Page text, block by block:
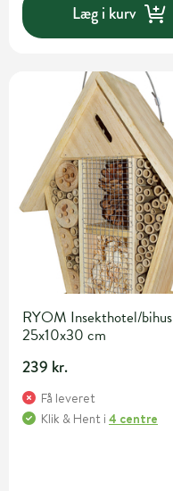
Læg i kurv
RYOM Insekthotel/bihus
25x10x30 cm
239 kr.
Få leveret
Klik & Hent i 4 centre